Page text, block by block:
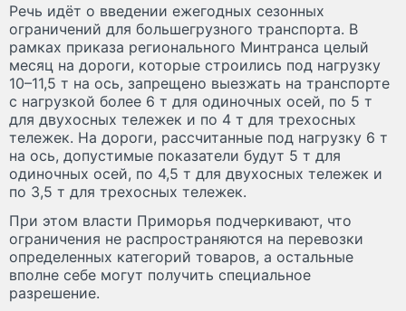
Речь идёт о введении ежегодных сезонных
ограничений для большегрузного транспорта. В
рамках приказа регионального Минтранса целый
месяц на дороги, которые строились под нагрузку
10–11,5 т на ось, запрещено выезжать на транспорте
с нагрузкой более 6 т для одиночных осей, по 5 т
для двухосных тележек и по 4 т для трехосных
тележек. На дороги, рассчитанные под нагрузку 6 т
на ось, допустимые показатели будут 5 т для
одиночных осей, по 4,5 т для двухосных тележек и
по 3,5 т для трехосных тележек.
При этом власти Приморья подчеркивают, что
ограничения не распространяются на перевозки
определенных категорий товаров, а остальные
вполне себе могут получить специальное
разрешение.